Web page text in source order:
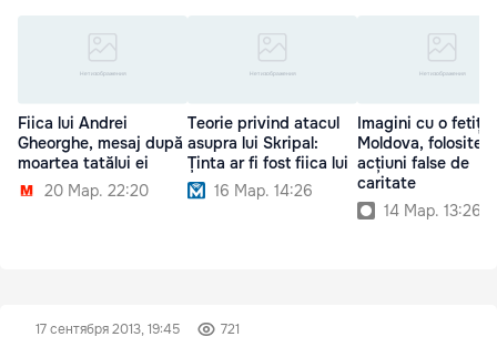
Fiica lui Andrei
Gheorghe, mesaj după
moartea tatălui ei
20 Мар. 22:20
Teorie privind atacul
asupra lui Skripal:
Ținta ar fi fost fiica lui
16 Мар. 14:26
Imagini cu o fetiță
Moldova, folosite
acțiuni false de
caritate
14 Мар. 13:26
17 сентября 2013, 19:45 721